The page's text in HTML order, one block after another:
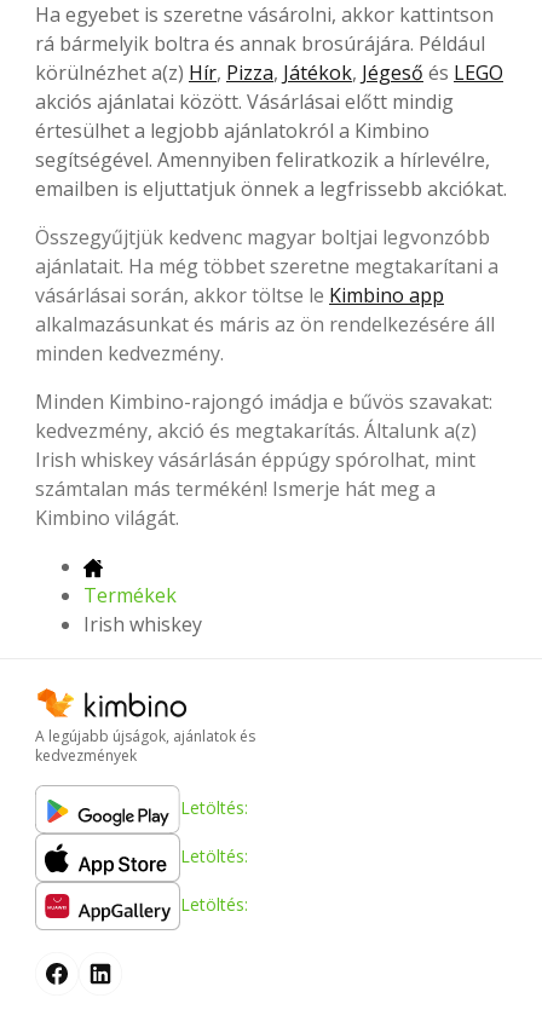
Ha egyebet is szeretne vásárolni, akkor kattintson
rá bármelyik boltra és annak brosúrájára. Például
körülnézhet a(z) Hír, Pizza, Játékok, Jégeső és LEGO
akciós ajánlatai között. Vásárlásai előtt mindig
értesülhet a legjobb ajánlatokról a Kimbino
segítségével. Amennyiben feliratkozik a hírlevélre,
emailben is eljuttatjuk önnek a legfrissebb akciókat.
Összegyűjtjük kedvenc magyar boltjai legvonzóbb
ajánlatait. Ha még többet szeretne megtakarítani a
vásárlásai során, akkor töltse le Kimbino app
alkalmazásunkat és máris az ön rendelkezésére áll
minden kedvezmény.
Minden Kimbino-rajongó imádja e bűvös szavakat:
kedvezmény, akció és megtakarítás. Általunk a(z)
Irish whiskey vásárlásán éppúgy spórolhat, mint
számtalan más termékén! Ismerje hát meg a
Kimbino világát.
Termékek
Irish whiskey
A legújabb újságok, ajánlatok és
kedvezmények
Letöltés:
Letöltés:
Letöltés: